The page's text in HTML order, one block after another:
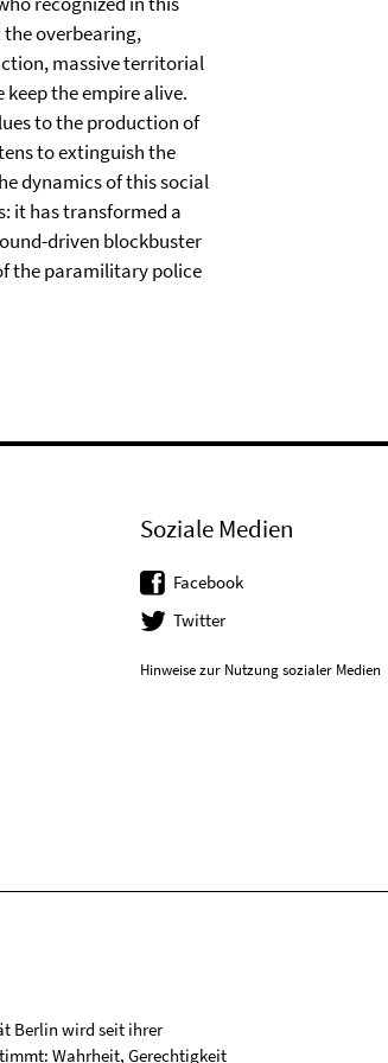
the overbearing,
massive territorial
the empire alive.
to the production of
to extinguish the
dynamics of this social
it has transformed a
driven blockbuster
the paramilitary police
Soziale Medien
Facebook
Twitter
Hinweise zur Nutzung sozialer Medien
Berlin wird seit ihrer
Wahrheit, Gerechtigkeit